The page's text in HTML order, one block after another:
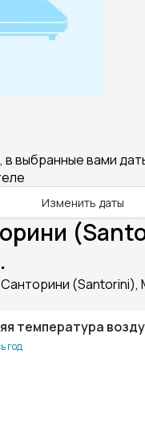
выбранные вами
Изменить даты
(Santorini),
температура
год